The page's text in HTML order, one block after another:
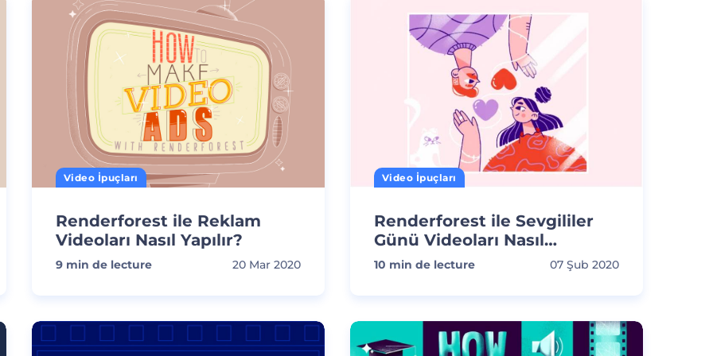
Video İpuçları
Renderforest ile Reklam
Videoları Nasıl Yapılır?
9 min de lecture 20 Mar 2020
Video İpuçları
Renderforest ile Sevgililer
Günü Videoları Nasıl
Oluşturulur?
10 min de lecture 07 Şub 2020